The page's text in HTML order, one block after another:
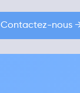
Contactez-nous